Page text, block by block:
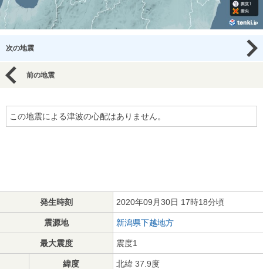
次の地震
前の地震
この地震による津波の心配はありません。
発生時刻 2020年09月30日 17時18分頃
震源地 新潟県下越地方
最大震度 震度1
緯度 北緯 37.9度